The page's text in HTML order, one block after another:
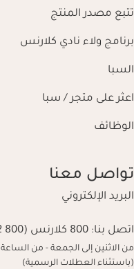
تتبع مصدر المنتج
برنامج ولاء نادي كلارنس
السبا
اعثر على متجر / سبا
الوظائف
تواصل معنا
البريد الإلكتروني
اتصل بنا: 800 كلارنس (800 252 7467)
من الاثنين إلى الجمعة - من الساعة 9:00 صباحاً حتى 6:00 مساءً
(باستثناء العطلات الرسمية)